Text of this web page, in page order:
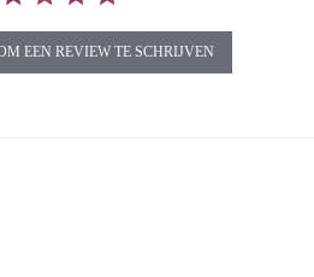
EEN REVIEW TE SCHRIJVEN